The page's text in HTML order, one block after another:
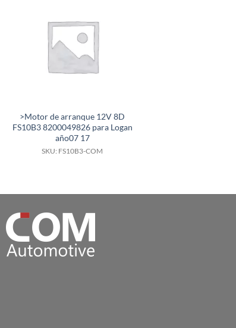
>Motor de arranque 12V 8D
FS10B3 8200049826 para Logan
año07 17
SKU: FS10B3-COM